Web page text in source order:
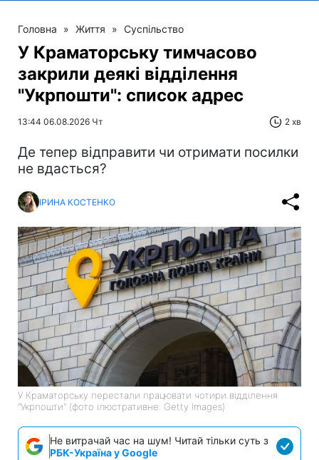
Головна » Життя » Суспільство
У Краматорську тимчасово
закрили деякі відділення
"Укрпошти": список адрес
13:44 06.08.2026 Чт 2 хв
Де тепер відправити чи отримати посилки
не вдасться?
ІРИНА КОСТЕНКО
У Краматорську перестали працювати чотири відділення
"Укрпошти" (фото ілюстративне: Getty Images)
Не витрачай час на шум! Читай тільки суть з
РБК-Україна у Google